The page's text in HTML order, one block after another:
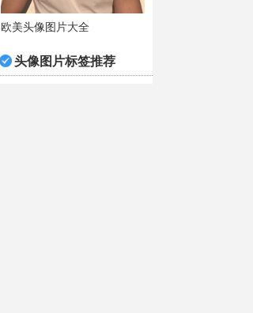
欧美头像图片大全
头像图片标签推荐